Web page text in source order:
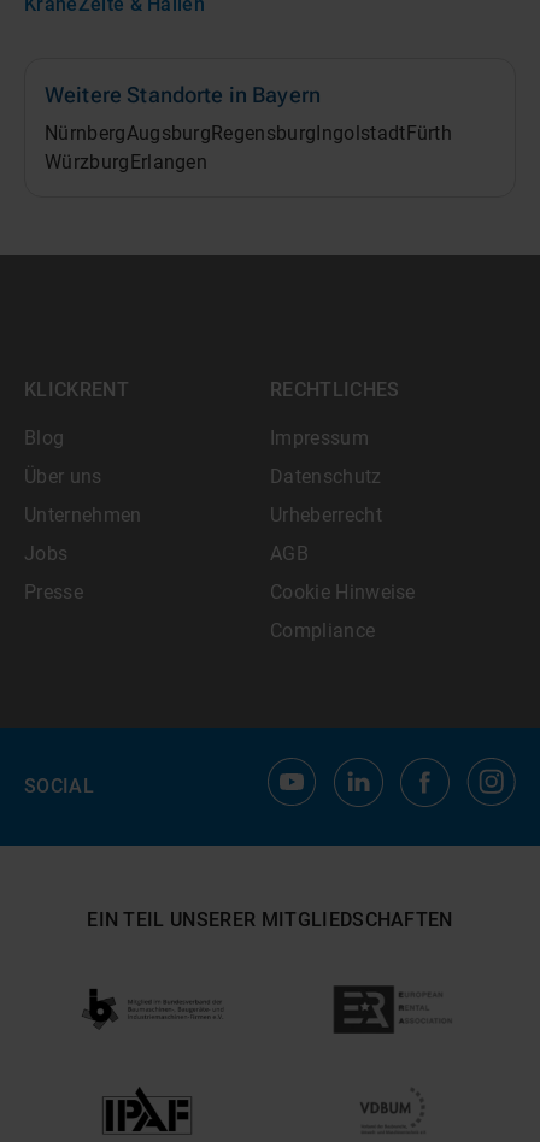
Weitere Standorte in Bayern
NürnbergAugsburg Regensburg Ingolstadt Fürth
Würzburg Erlangen
KLICKRENT
Blog
Über uns
Unternehmen
Jobs
Presse
RECHTLICHES
Impressum
Datenschutz
Urheberrecht
AGB
Cookie Hinweise
Compliance
SOCIAL
EIN TEIL UNSERER MITGLIEDSCHAFTEN